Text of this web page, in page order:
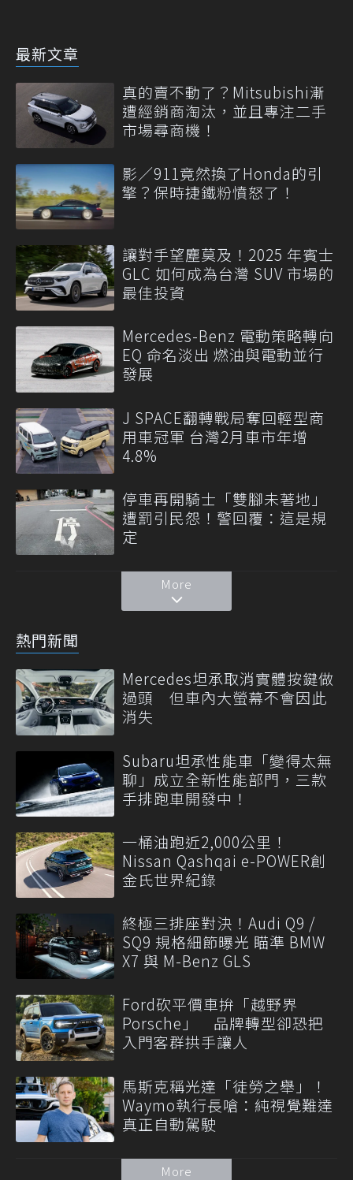
最新文章
真的賣不動了？Mitsubishi漸
遭經銷商淘汰，並且專注二手
市場尋商機！
影／911竟然換了Honda的引
擎？保時捷鐵粉憤怒了！
讓對手望塵莫及！2025 年賓士
GLC 如何成為台灣 SUV 市場的
最佳投資
Mercedes-Benz 電動策略轉向
EQ 命名淡出 燃油與電動並行
發展
J SPACE翻轉戰局奪回輕型商
用車冠軍 台灣2月車市年增
4.8%
停車再開騎士「雙腳未著地」
遭罰引民怨！警回覆：這是規
定
More
熱門新聞
Mercedes坦承取消實體按鍵做
過頭 但車內大螢幕不會因此
消失
Subaru坦承性能車「變得太無
聊」成立全新性能部門，三款
手排跑車開發中！
一桶油跑近2,000公里！
Nissan Qashqai e-POWER創
金氏世界紀錄
終極三排座對決！Audi Q9 /
SQ9 規格細節曝光 瞄準 BMW
X7 與 M-Benz GLS
Ford砍平價車拚「越野界
Porsche」 品牌轉型卻恐把
入門客群拱手讓人
馬斯克稱光達「徒勞之舉」！
Waymo執行長嗆：純視覺難達
真正自動駕駛
More